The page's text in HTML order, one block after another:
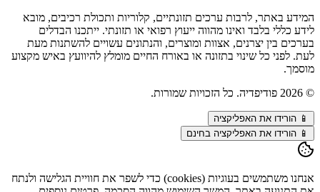
המידע באתר, לרבות ערכים תזונתיים, קלוריות ותכולת רכיבים, מובא
לידע כללי בלבד ואינו מהווה ייעוץ רפואי או תזונתי. ייתכנו הבדלים
בערכים בין יצרנים, אצוות ומוצרים, והנתונים עשויים להשתנות מעת
לעת. לפני כל שינוי בתזונה או באורח החיים מומלץ להיוועץ באיש מקצוע
מוסמך.
©
2026 פודיפדיה. כל הזכויות שמורות.
📱 הורידו את האפליקציה
📱 הורידו את האפליקציה בחינם
אנחנו משתמשים בעוגיות (cookies) כדי לשפר את חוויית הגלישה ולנתח